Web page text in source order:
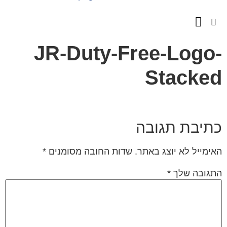
JR-Duty-Free-
תגובה
לא יוצג באתר. שדות החובה מסומנים*
שלך*